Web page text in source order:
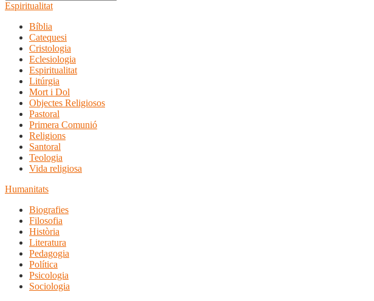
Espiritualitat
Bíblia
Catequesi
Cristologia
Eclesiologia
Espiritualitat
Litúrgia
Mort i Dol
Objectes Religiosos
Pastoral
Primera Comunió
Religions
Santoral
Teologia
Vida religiosa
Humanitats
Biografies
Filosofia
Història
Literatura
Pedagogia
Política
Psicologia
Sociologia